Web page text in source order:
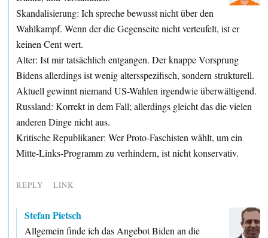
Skandalisierung: Ich spreche bewusst nicht über den
Wahlkampf. Wenn der die Gegenseite nicht verteufelt, ist er
keinen Cent wert.
Alter: Ist mir tatsächlich entgangen. Der knappe Vorsprung
Bidens allerdings ist wenig altersspezifisch, sondern strukturell.
Aktuell gewinnt niemand US-Wahlen irgendwie überwältigend.
Russland: Korrekt in dem Fall; allerdings gleicht das die vielen
anderen Dinge nicht aus.
Kritische Republikaner: Wer Proto-Faschisten wählt, um ein
Mitte-Links-Programm zu verhindern, ist nicht konservativ.
REPLY LINK
Stefan Pietsch
Allgemein finde ich das Angebot Biden an die